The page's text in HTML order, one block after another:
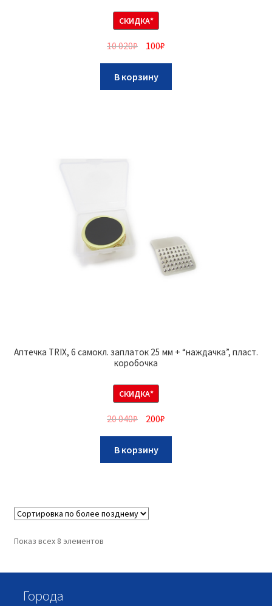
СКИДКА*
10 020₽ 100₽
В корзину
Аптечка TRIX, 6 самокл. заплаток 25 мм + “наждачка”, пласт.
коробочка
СКИДКА*
20 040₽ 200₽
В корзину
Показ всех 8 элементов
Города